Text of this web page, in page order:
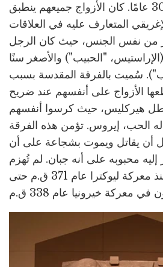
المعارك لأكثر من 30 عامًا. كان الأزواج جميعهم ينطبق
المتعارف عليه في العلاقات
من نفس الجنس، حيث كان الرجل
(الإراستيس، "الحبيب") والأصغر سنًا
سُميت بالفرقة المقدسة بسبب
الأزواج على أنفسهم عند ضريح
هيركليس، حيث كرسوا أنفسهم
الحب، إيروس. تؤمن هذه الفرقة
أن يقاتل ويموت بشجاعة على أن
محبوبه على أنه جبان. لم تُهزم
فرقة طيبة المقدسة منذ معركة ليوكترا عام 371 ق.م حتى